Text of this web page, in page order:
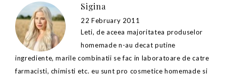
Sigina
22 February 2011
Leti, de aceea majoritatea produselor
homemade n-au decat putine
ingrediente, marile combinatii se fac in laboratoare de catre
farmacisti, chimisti etc. eu sunt pro cosmetice homemade si